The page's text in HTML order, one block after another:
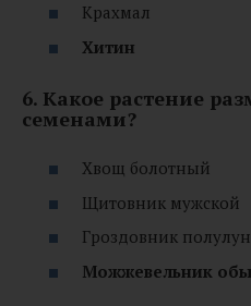
Крахмал
Хитин
6. Какое растение
семенами?
Хвощ болотный
Щитовник мужской
Гроздовник
Можжевельник